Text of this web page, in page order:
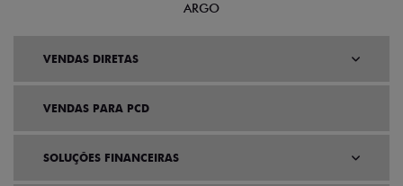
ARGO
VENDAS DIRETAS
VENDAS PARA PCD
SOLUÇÕES FINANCEIRAS